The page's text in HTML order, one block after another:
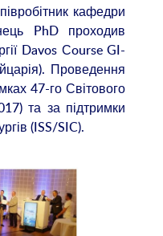
кафедри
PhD проходив
Davos Сourse GI-
Проведення
47-го Світового
та за підтримки
(ISS/SIC).